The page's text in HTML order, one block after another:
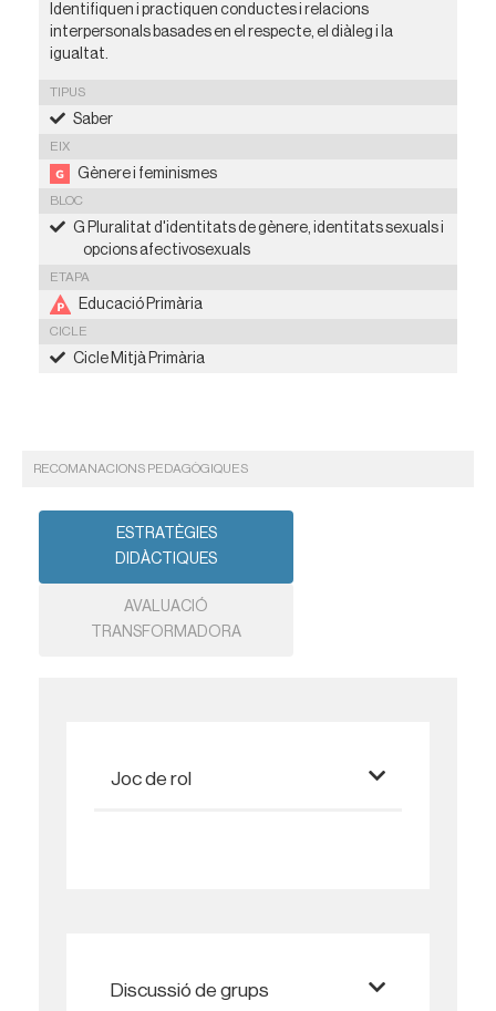
Identifiquen i practiquen conductes i relacions
interpersonals basades en el respecte, el diàleg i la
igualtat.
TIPUS
Saber
EIX
Gènere i feminismes
BLOC
G Pluralitat d'identitats de gènere, identitats sexuals i
opcions afectivosexuals
ETAPA
Educació Primària
CICLE
Cicle Mitjà Primària
RECOMANACIONS PEDAGÒGIQUES
ESTRATÈGIES
DIDÀCTIQUES
AVALUACIÓ
TRANSFORMADORA
Joc de rol
Discussió de grups